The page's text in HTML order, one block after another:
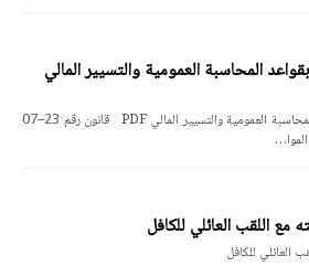
07، يتعلق بقواعد المحاسبة العمومية والتسيير المالي
قانون رقم 23-07، يتعلق بقواعد المحاسبة العمومية والتسيير المالي PDF قانون رقم 23–07
مع اللقب العائلي للكافل
العائلي للكافل